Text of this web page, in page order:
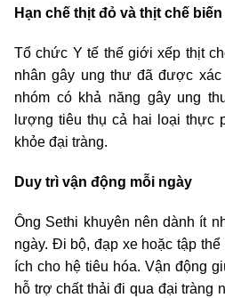
Hạn chế thịt đỏ và thịt chế biến
Tổ chức Y tế thế giới xếp thịt
nhân gây ung thư đã được xác
nhóm có khả năng gây ung
lượng tiêu thụ cả hai loại thực
khỏe đại tràng.
Duy trì vận động mỗi ngày
Ông Sethi khuyên nên dành ít
ngày. Đi bộ, đạp xe hoặc tập
ích cho hệ tiêu hóa. Vận động
hỗ trợ chất thải đi qua đại tràng